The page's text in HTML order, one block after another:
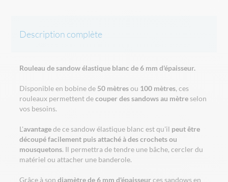
Description complète
Rouleau de sandow élastique blanc de 6 mm d'épaisseur.
Disponible en bobine de 50 mètresou 100 mètres, ces
rouleaux permettent decouper des sandows au mètre selon
vos besoins.
L'avantagede ce sandow élastique blanc est qu'il peut être
découpé facilement puis attaché à des crochets ou
mousquetons. Il permettra de tendre une bâche, cercler du
matériel ou attacher une banderole.
Grâce à sondiamètre de 6 mm d'épaisseurces sandows en